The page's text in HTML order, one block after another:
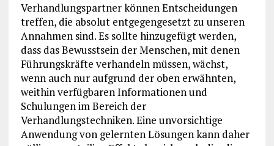
Verhandlungspartner können Entscheidungen
treffen, die absolut entgegengesetzt zu unseren
Annahmen sind. Es sollte hinzugefügt werden,
dass das Bewusstsein der Menschen, mit denen
Führungskräfte verhandeln müssen, wächst,
wenn auch nur aufgrund der oben erwähnten,
weithin verfügbaren Informationen und
Schulungen im Bereich der
Verhandlungstechniken. Eine unvorsichtige
Anwendung von gelernten Lösungen kann daher